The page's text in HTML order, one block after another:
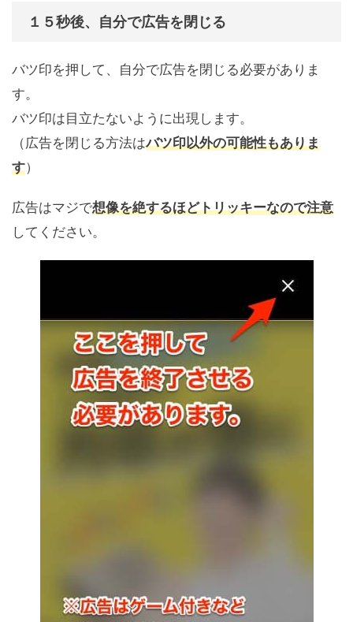
１５秒後、自分で広告を閉じる
バツ印を押して、自分で広告を閉じる必要がありま
す。
バツ印は目立たないように出現します。
（広告を閉じる方法はバツ印以外の可能性もありま
す）
広告はマジで想像を絶するほどトリッキーなので注意
してください。